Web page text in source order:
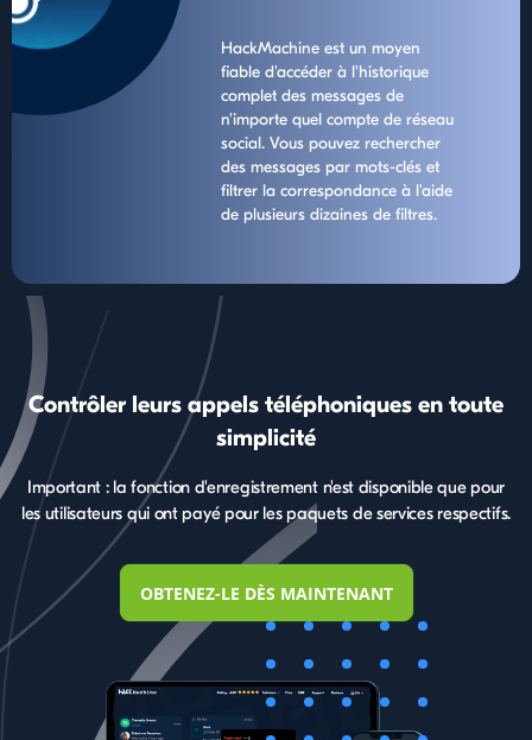
HackMachine est un moyen
fiable d'accéder à l'historique
complet des messages de
n'importe quel compte de réseau
social. Vous pouvez rechercher
des messages par mots-clés et
filtrer la correspondance à l'aide
de plusieurs dizaines de filtres.
Contrôler leurs appels téléphoniques en toute
simplicité
Important : la fonction d'enregistrement n'est disponible que pour
les utilisateurs qui ont payé pour les paquets de services respectifs.
OBTENEZ-LE DÈS MAINTENANT